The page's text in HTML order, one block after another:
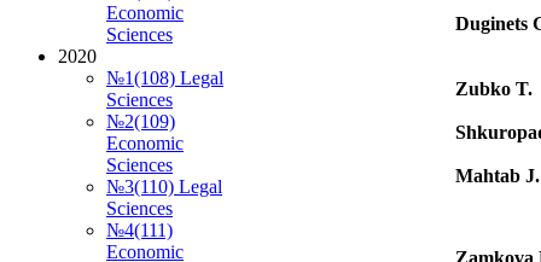
Duginets
Zubko T.
Mahtab J.
Zamkova
Economic
Sciences
2020
№1(108) Legal
Sciences
№2(109)
Economic
Sciences
№3(110) Legal
Sciences
№4(111)
Economic